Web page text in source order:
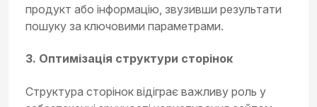
продукт або інформацію, звузивши результати
пошуку за ключовими параметрами.
3. Оптимізація структури сторінок
Структура сторінок відіграє важливу роль у